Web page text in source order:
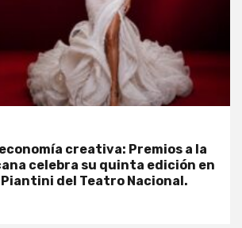
creativa: Premios a la
celebra su quinta edición en
Piantini del Teatro Nacional.